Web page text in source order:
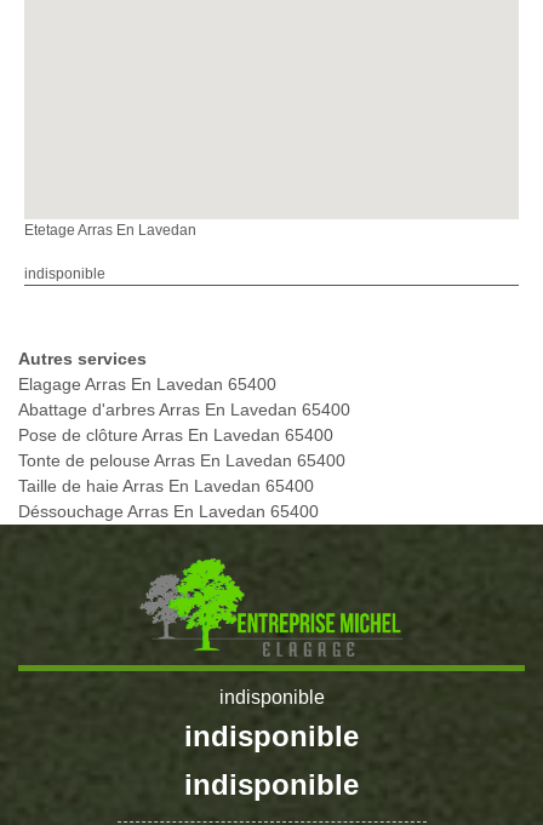
Etetage Arras En Lavedan
indisponible
Autres services
Elagage Arras En Lavedan 65400
Abattage d'arbres Arras En Lavedan 65400
Pose de clôture Arras En Lavedan 65400
Tonte de pelouse Arras En Lavedan 65400
Taille de haie Arras En Lavedan 65400
Déssouchage Arras En Lavedan 65400
indisponible
indisponible
indisponible